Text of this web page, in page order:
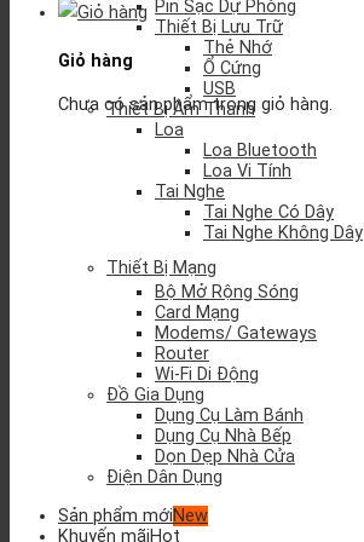
Giỏ hàng
Chưa có sản phẩm trong giỏ hàng.
Pin Sạc Dự Phòng
Thiết Bị Lưu Trữ
Thẻ Nhớ
Ổ Cứng
USB
Thiết Bị Âm Thanh
Loa
Loa Bluetooth
Loa Vi Tính
Tai Nghe
Tai Nghe Có Dây
Tai Nghe Không Dây
Thiết Bị Mạng
Bộ Mở Rộng Sóng
Card Mạng
Modems/ Gateways
Router
Wi-Fi Di Động
Đồ Gia Dụng
Dụng Cụ Làm Bánh
Dụng Cụ Nhà Bếp
Dọn Dẹp Nhà Cửa
Điện Dân Dụng
Sản phẩm mới
Khuyến mãi